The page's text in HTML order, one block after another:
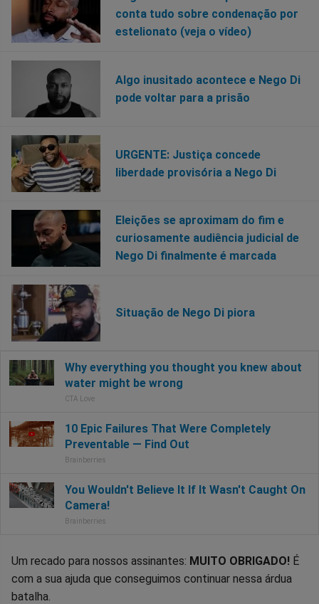
conta tudo sobre condenação por
estelionato (veja o vídeo)
Algo inusitado acontece e Nego Di
pode voltar para a prisão
URGENTE: Justiça concede
liberdade provisória a Nego Di
Eleições se aproximam do fim e
curiosamente audiência judicial de
Nego Di finalmente é marcada
Situação de Nego Di piora
Um recado para nossos assinantes: MUITO OBRIGADO! É
com a sua ajuda que conseguimos continuar nessa árdua
batalha.